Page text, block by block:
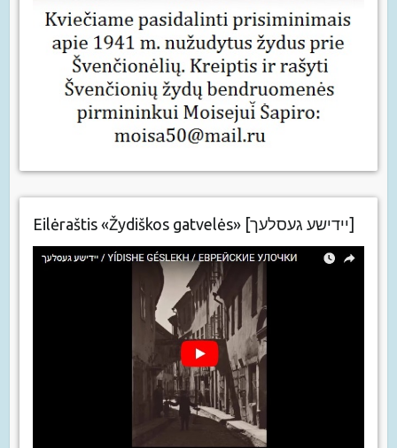
Eilėraštis «Žydiškos gatvelės» [יידישע געסלעך]